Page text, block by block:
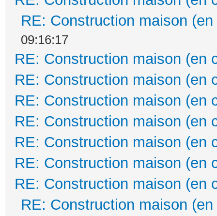
RE: Construction maison
09:16:17
RE: Construction maison (en
RE: Construction maison (en
RE: Construction maison (en
RE: Construction maison (en
RE: Construction maison (en
RE: Construction maison (en
RE: Construction maison (en
RE: Construction maison